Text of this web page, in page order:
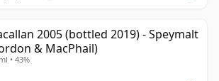
2005 (bottled 2019) - Speymalt
& MacPhail)
• 43%